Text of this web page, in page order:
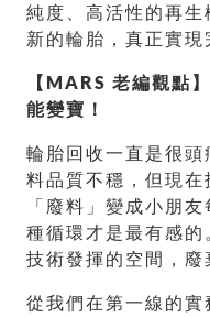
純度、高活性的再
新的輪胎，真正實現
【MARS 老編觀點
能變寶！
輪胎回收一直是很
料品質不穩，但現
「廢料」變成小朋
種循環才是最有感
技術發揮的空間，廢
從我們在第一線的